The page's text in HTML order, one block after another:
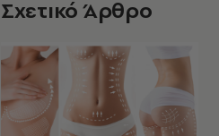
Σχετικό Άρθρο